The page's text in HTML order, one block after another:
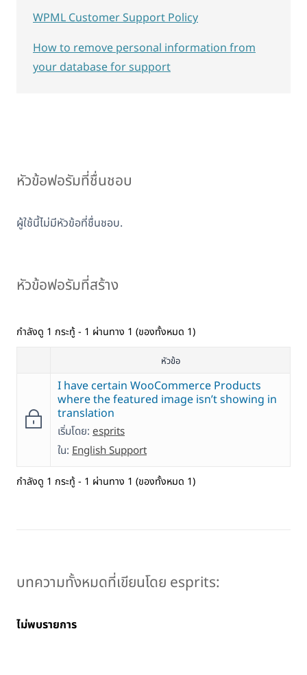
หัวข้อฟอรัมที่ชื่นชอบ
ผู้ใช้นี้ไม่มีหัวข้อที่ชื่นชอบ.
หัวข้อฟอรัมที่สร้าง
กำลังดู 1 กระทู้ - 1 ผ่านทาง 1 (ของทั้งหมด 1)
หัวข้อ
I have certain WooCommerce Products
where the featured image isn’t showing in
translation
เริ่มโดย: esprits
ใน: English Support
กำลังดู 1 กระทู้ - 1 ผ่านทาง 1 (ของทั้งหมด 1)
บทความทั้งหมดที่เขียนโดย esprits:
ไม่พบรายการ
WPML Customer Support Policy
How to remove personal information from
your database for support